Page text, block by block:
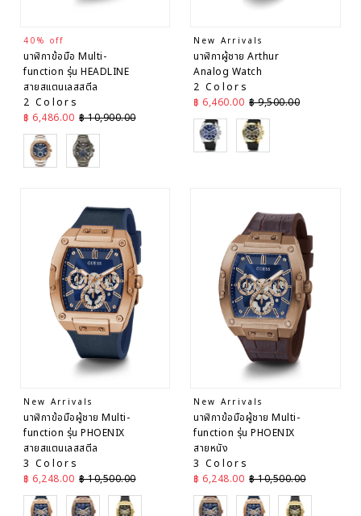
40% off
นาฬิกาข้อมือ Multi-
function รุ่น HEADLINE
สายสแตนเลสสตีล
2 Colors
ราคาลด
฿ 6,486.00 ราคาปกติ
฿ 10,900.00
SIlver Grey
New Arrivals
นาฬิกาผู้ชาย Arthur
Analog Watch
2 Colors
ราคาลด
฿ 6,460.00 ราคาปกติ
฿ 9,500.00
Black Black
New Arrivals
นาฬิกาข้อมือผู้ชาย Multi-
function รุ่น PHOENIX
สายสแตนเลสสตีล
3 Colors
ราคาลด
฿ 6,248.00 ราคาปกติ
฿ 10,500.00
Blue Brown Black
New Arrivals
นาฬิกาข้อมือผู้ชาย Multi-
function รุ่น PHOENIX
สายหนัง
3 Colors
ราคาลด
฿ 6,248.00 ราคาปกติ
฿ 10,500.00
Brown Blue Black